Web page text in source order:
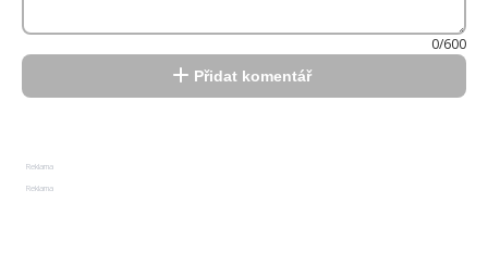
0/600
Přidat komentář
Reklama
Reklama